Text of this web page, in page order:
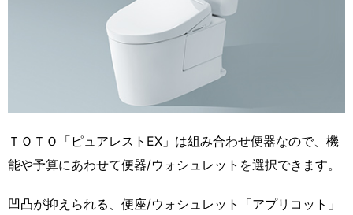
ＴＯＴＯ「ピュアレストEX」は組み合わせ便器なので、機
能や予算にあわせて便器/ウォシュレットを選択できます。
凹凸が抑えられる、便座/ウォシュレット「アプリコット」